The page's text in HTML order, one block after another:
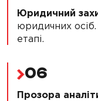
Юридичний
юридичних
етапі.
06
Прозора